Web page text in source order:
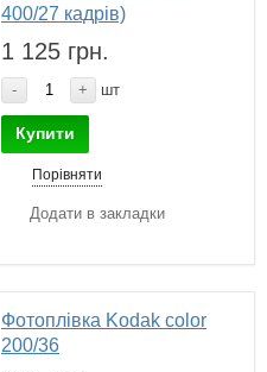
400/27 кадрів)
1 125 грн.
- + шт
Купити
Порівняти
Додати в закладки
Фотоплівка Kodak color
200/36